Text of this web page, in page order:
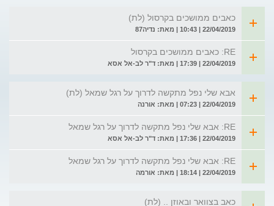
כאבים ממושכים בקרסול (לת)
22/04/2019 | 10:43 | מאת: נדיה87
RE: כאבים ממושכים בקרסול
22/04/2019 | 17:39 | מאת: ד"ר לב-אל אסא
אבא שלי נפל מתקשה לדרוך על רגל שמאל (לת)
22/04/2019 | 07:23 | מאת: אורנה
RE: אבא שלי נפל מתקשה לדרוך על רגל שמאל
22/04/2019 | 17:36 | מאת: ד"ר לב-אל אסא
RE: אבא שלי נפל מתקשה לדרוך על רגל שמאל
22/04/2019 | 18:14 | מאת: אורמה
כאב בצוואר ובאוזן .. (לת)